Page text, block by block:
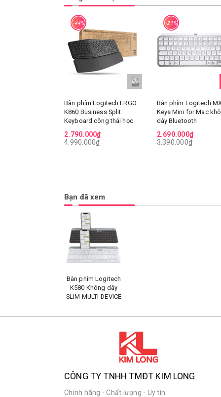
-44%
Bàn phím Logitech ERGO
K860 Business Split
Keyboard công thái học
2.790.000₫
4.990.000₫
-21%
Bàn phím Logitech
Keys Mini for Mac
dây Bluetooth
2.690.000₫
3.390.000₫
Bạn đã xem
Bàn phím Logitech
K580 Không dây
SLIM MULTI-DEVICE
CÔNG TY TNHH TMĐT KIM LONG
Chính hãng - Chất lượng - Uy tín